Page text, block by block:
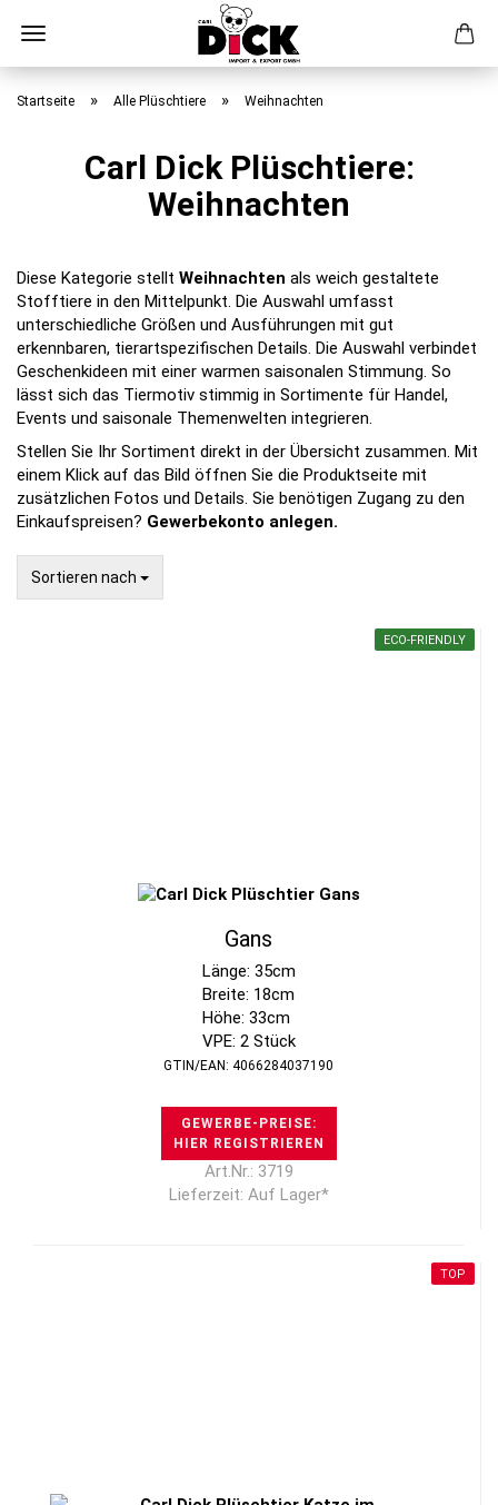
Direkt
zumStartseite » Alle Plüschtiere » Weihnachten
Carl Dick Plüschtiere:
Weihnachten
Diese Kategorie stellt Weihnachten als weich gestaltete
Stofftiere in den Mittelpunkt. Die Auswahl umfasst
unterschiedliche Größen und Ausführungen mit gut
erkennbaren, tierartspezifischen Details. Die Auswahl verbindet
Geschenkideen mit einer warmen saisonalen Stimmung. So
lässt sich das Tiermotiv stimmig in Sortimente für Handel,
Events und saisonale Themenwelten integrieren.
Stellen Sie Ihr Sortiment direkt in der Übersicht zusammen. Mit
einem Klick auf das Bild öffnen Sie die Produktseite mit
zusätzlichen Fotos und Details. Sie benötigen Zugang zu den
Einkaufspreisen? Gewerbekonto anlegen.
Sortieren nach
Sortieren nach
ECO-FRIENDLY
Gans
Länge: 35cm
Breite: 18cm
Höhe: 33cm
VPE: 2 Stück
GTIN/EAN: 4066284037190
GEWERBE-PREISE:
HIER REGISTRIEREN
Art.Nr.: 3719
Lieferzeit: Auf Lager*
TOP